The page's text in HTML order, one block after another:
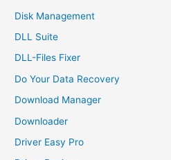
Disk Management
DLL Suite
DLL-Files Fixer
Do Your Data Recovery
Download Manager
Downloader
Driver Easy Pro